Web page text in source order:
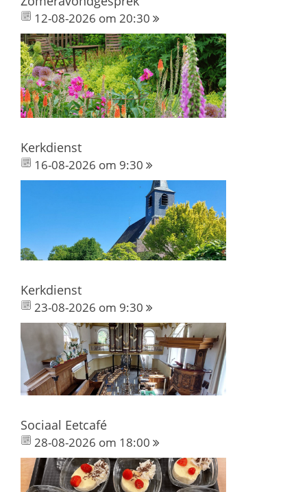
12-08-2026 om 20:30
Kerkdienst
16-08-2026 om 9:30
Kerkdienst
23-08-2026 om 9:30
Sociaal Eetcafé
28-08-2026 om 18:00